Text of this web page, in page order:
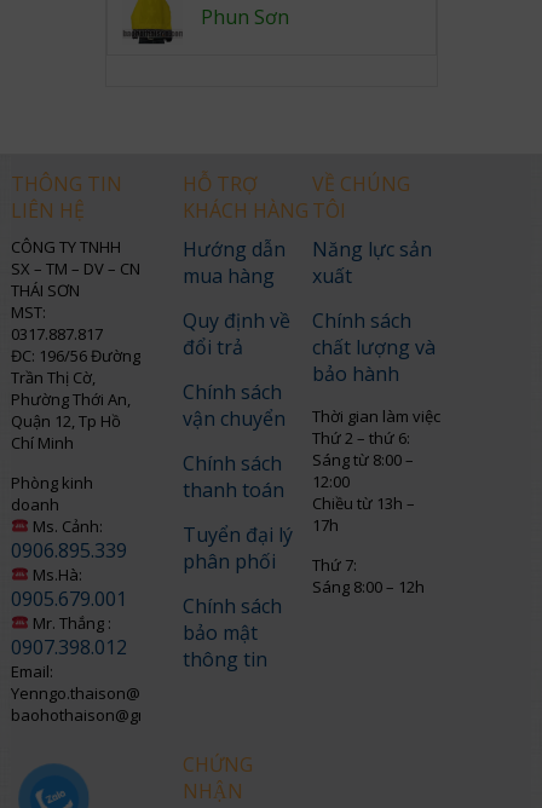
Phun Sơn
THÔNG TIN
LIÊN HỆ
CÔNG TY TNHH
SX – TM – DV – CN
THÁI SƠN
MST:
0317.887.817
ĐC: 196/56 Đường
Trần Thị Cờ,
Phường Thới An,
Quận 12, Tp Hồ
Chí Minh
Phòng kinh
doanh
Ms. Cảnh:
0906.895.339
Ms.Hà:
0905.679.001
Mr. Thắng :
0907.398.012
Email:
Yenngo.thaison@gmail.com
baohothaison@gmail.com
HỖ TRỢ
KHÁCH HÀNG
Hướng dẫn
mua hàng
Quy định về
đổi trả
Chính sách
vận chuyển
Chính sách
thanh toán
Tuyển đại lý
phân phối
Chính sách
bảo mật
thông tin
CHỨNG
NHẬN
VỀ CHÚNG
TÔI
Năng lực sản
xuất
Chính sách
chất lượng và
bảo hành
Thời gian làm việc
Thứ 2 – thứ 6:
Sáng từ 8:00 –
12:00
Chiều từ 13h –
17h
Thứ 7:
Sáng 8:00 – 12h